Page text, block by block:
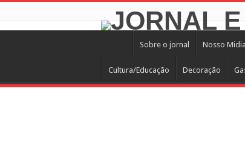
Sobre o jornal Nosso
Cultura/Educação Decoração